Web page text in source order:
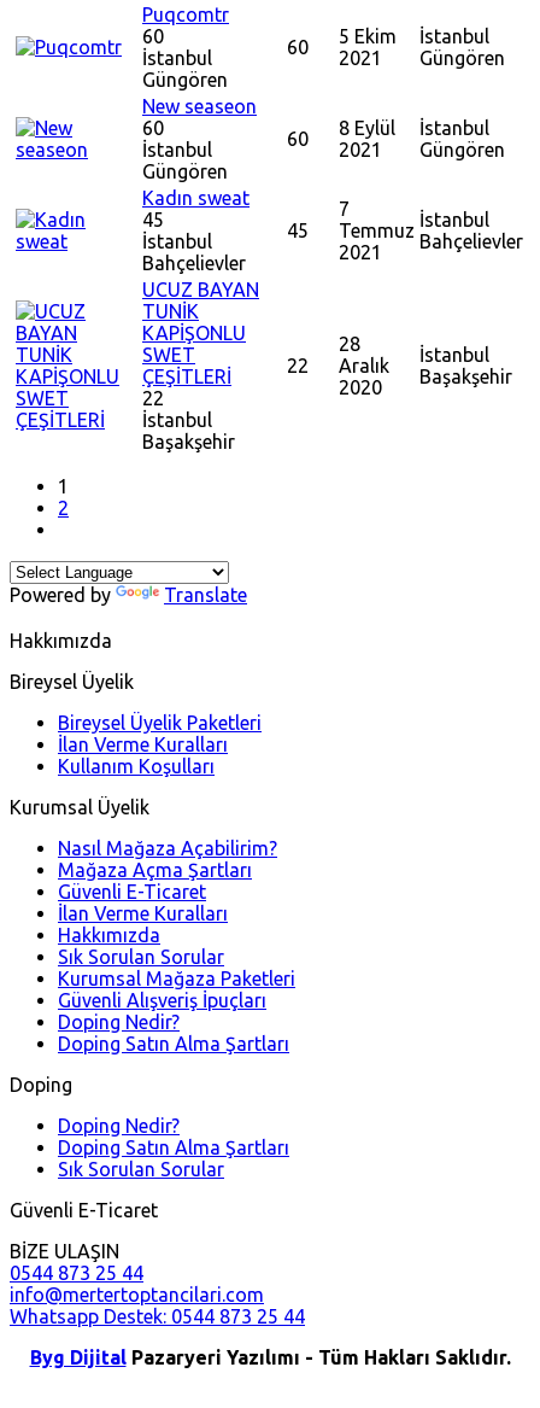
Puqcomtr
60
İstanbul
Güngören
60
5 Ekim
2021
İstanbul
Güngören
New seaseon
60
İstanbul
Güngören
60
8 Eylül
2021
İstanbul
Güngören
Kadın sweat
45
İstanbul
Bahçelievler
45
7
Temmuz
2021
İstanbul
Bahçelievler
UCUZ BAYAN
TUNİK
KAPİŞONLU
SWET
ÇEŞİTLERİ
22
İstanbul
Başakşehir
22
28
Aralık
2020
İstanbul
Başakşehir
1
2
Powered by Translate
Hakkımızda
Bireysel Üyelik
Bireysel Üyelik Paketleri
İlan Verme Kuralları
Kullanım Koşulları
Kurumsal Üyelik
Nasıl Mağaza Açabilirim?
Mağaza Açma Şartları
Güvenli E-Ticaret
İlan Verme Kuralları
Hakkımızda
Sık Sorulan Sorular
Kurumsal Mağaza Paketleri
Güvenli Alışveriş İpuçları
Doping Nedir?
Doping Satın Alma Şartları
Doping
Doping Nedir?
Doping Satın Alma Şartları
Sık Sorulan Sorular
Güvenli E-Ticaret
BİZE ULAŞIN
0544 873 25 44
info@mertertoptancilari.com
Whatsapp Destek: 0544 873 25 44
Byg DijitalPazaryeri Yazılımı - Tüm Hakları Saklıdır.